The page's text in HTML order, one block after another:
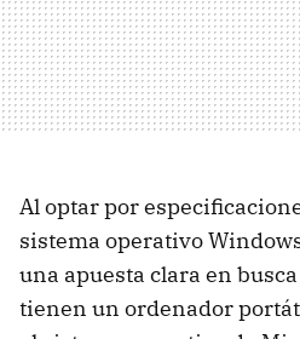
Al optar por
sistema operativo
una apuesta clara en
tienen un ordenador